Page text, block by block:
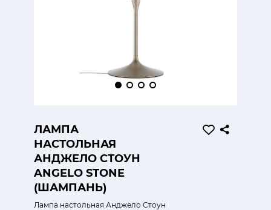
ЛАМПА
НАСТОЛЬНАЯ
АНДЖЕЛО СТОУН
ANGELO STONE
(ШАМПАНЬ)
Лампа настольная Анджело Стоун